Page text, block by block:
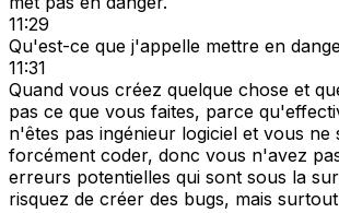
11:29
Qu'est-ce que j'appelle mettre en
11:31
Quand vous créez quelque chose et
pas ce que vous faites, parce
n'êtes pas ingénieur logiciel et vous ne
forcément coder, donc vous n'avez
erreurs potentielles qui sont sous la
risquez de créer des bugs, mais